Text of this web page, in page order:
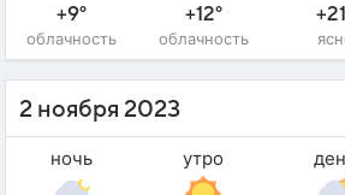
+9°
облачность
+12°
облачность
2 ноября 2023
ночь утро